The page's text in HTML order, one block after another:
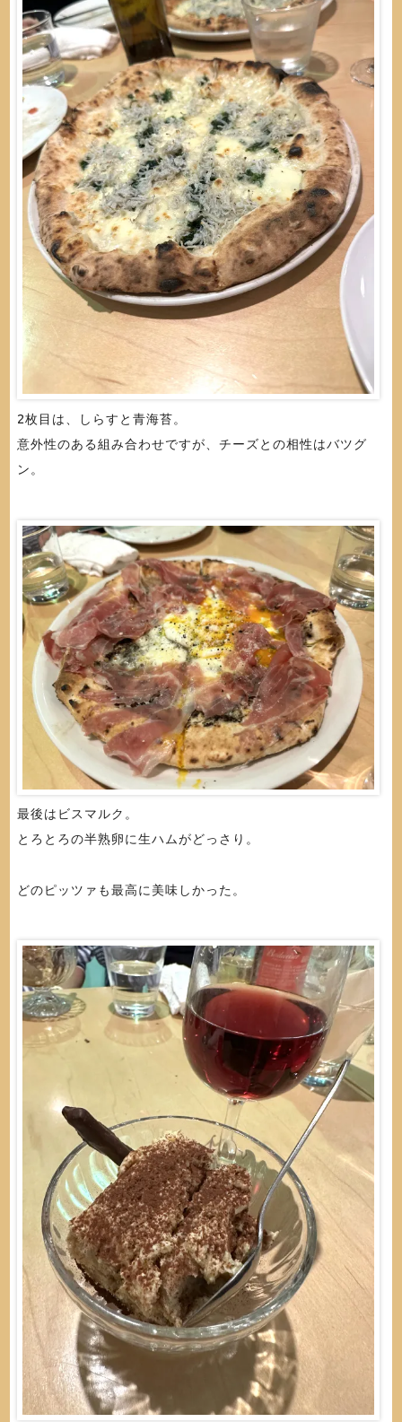
2枚目は、しらすと青海苔。
意外性のある組み合わせですが、チーズとの相性はバツグ
ン。
最後はビスマルク。
とろとろの半熟卵に生ハムがどっさり。
どのピッツァも最高に美味しかった。